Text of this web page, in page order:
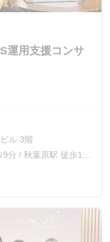
運用支援コンサ
ル 3階
分 / 秋葉原駅 徒歩13